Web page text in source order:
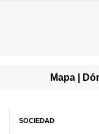
Mapa |
SOCIEDAD